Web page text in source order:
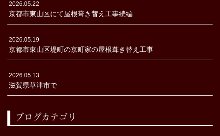
2026.05.22
京都市東山区にて屋根葺き替え工事続編
2026.05.19
京都市東山区堤町の京町家の屋根葺き替え工事
2026.05.13
滋賀県草津市で
ブログカテゴリ